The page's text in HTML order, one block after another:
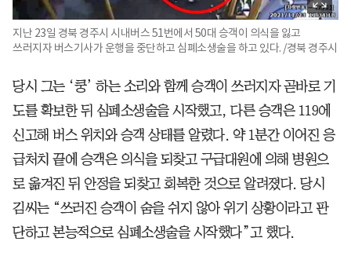
지난 23일 경북 경주시 시내버스 51번에서 50대 승객이 의식을 잃고
쓰러지자 버스기사가 운행을 중단하고 심폐소생술을 하고 있다. /경북 경주시
당시 그는 ‘쿵’ 하는 소리와 함께 승객이 쓰러지자 곧바로 기
도를 확보한 뒤 심폐소생술을 시작했고, 다른 승객은 119에
신고해 버스 위치와 승객 상태를 알렸다. 약 1분간 이어진 응
급처치 끝에 승객은 의식을 되찾고 구급대원에 의해 병원으
로 옮겨진 뒤 안정을 되찾고 회복한 것으로 알려졌다. 당시
김씨는 “쓰러진 승객이 숨을 쉬지 않아 위기 상황이라고 판
단하고 본능적으로 심폐소생술을 시작했다”고 했다.